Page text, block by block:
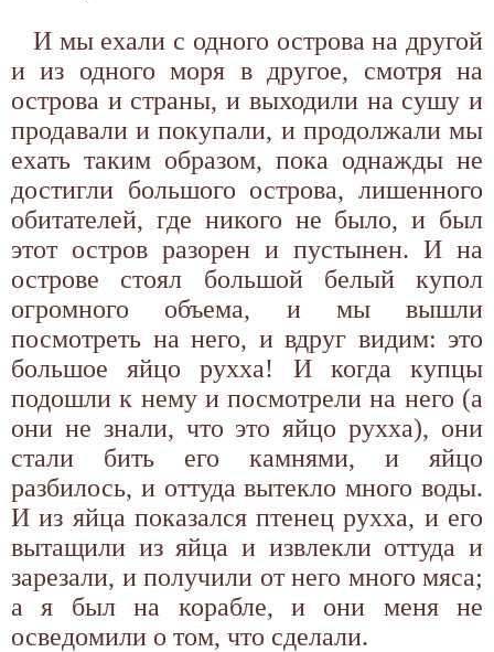
И мы ехали с одного острова на другой
и из одного моря в другое, смотря на
острова и страны, и выходили на сушу и
продавали и покупали, и продолжали мы
ехать таким образом, пока однажды не
достигли большого острова, лишенного
обитателей, где никого не было, и был
этот остров разорен и пустынен. И на
острове стоял большой белый купол
огромного объема, и мы вышли
посмотреть на него, и вдруг видим: это
большое яйцо рухха! И когда купцы
подошли к нему и посмотрели на него (а
они не знали, что это яйцо рухха), они
стали бить его камнями, и яйцо
разбилось, и оттуда вытекло много воды.
И из яйца показался птенец рухха, и его
вытащили из яйца и извлекли оттуда и
зарезали, и получили от него много мяса;
а я был на корабле, и они меня не
осведомили о том, что сделали.